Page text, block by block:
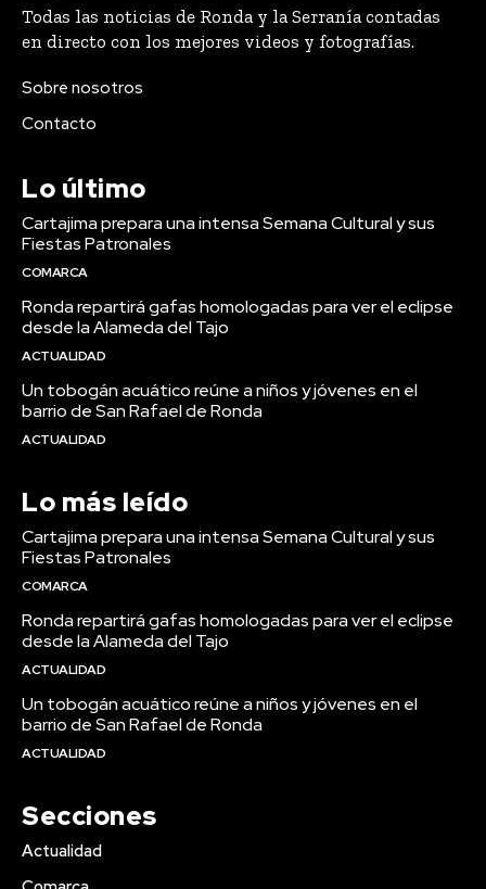
Todas las noticias de Ronda y la Serranía contadas
en directo con los mejores videos y fotografías.
Sobre nosotros
Contacto
Lo último
Cartajima prepara una intensa Semana Cultural y sus
Fiestas Patronales
COMARCA
Ronda repartirá gafas homologadas para ver el eclipse
desde la Alameda del Tajo
ACTUALIDAD
Un tobogán acuático reúne a niños y jóvenes en el
barrio de San Rafael de Ronda
ACTUALIDAD
Lo más leído
Cartajima prepara una intensa Semana Cultural y sus
Fiestas Patronales
COMARCA
Ronda repartirá gafas homologadas para ver el eclipse
desde la Alameda del Tajo
ACTUALIDAD
Un tobogán acuático reúne a niños y jóvenes en el
barrio de San Rafael de Ronda
ACTUALIDAD
Secciones
Actualidad